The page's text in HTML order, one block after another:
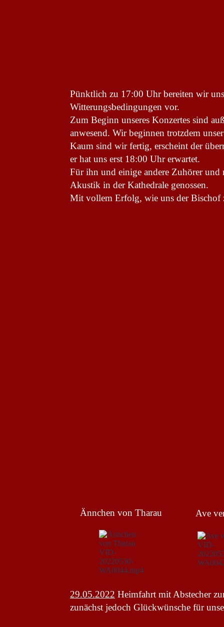
Pünktlich zu 17:00 Uhr bereiten wir
Witterungsbedingungen vor.
Zum Beginn unseres Konzertes sind
anwesend. Wir beginnen trotzdem
Kaum sind wir fertig, erscheint der
er hat uns erst 18:00 Uhr erwartet.
Für ihn und einige andere Zuhörer
Akustik in der Kathedrale genossen.
Mit vollem Erfolg, wie uns der Bischof
29.05.2022 Heimfahrt mit Abstecher
zunächst jedoch Glückwünsche für
Ännchen von Tharau Ave